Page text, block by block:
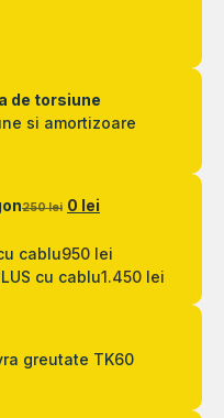
de torsiune
si amortizoare
250 lei 0 lei
cablu950 lei
cu cablu1.450 lei
greutate TK60